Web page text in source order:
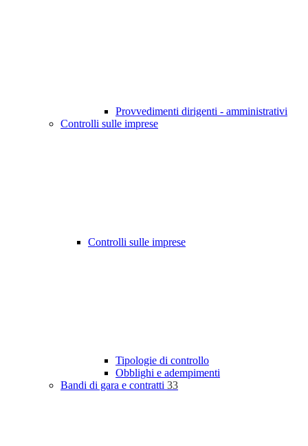
Provvedimenti dirigenti - amministrativi
Controlli sulle imprese
Controlli sulle imprese
Tipologie di controllo
Obblighi e adempimenti
Bandi di gara e contratti 33